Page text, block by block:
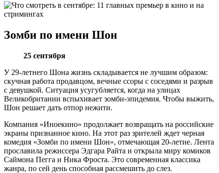
Зомби по имени Шон
25 сентября
У 29-летнего Шона жизнь складывается не лучшим образом:
скучная работа продавцом, вечные ссоры с соседями и разрыв
с девушкой. Ситуация усугубляется, когда на улицах
Великобритании вспыхивает зомби-эпидемия. Чтобы выжить,
Шон решает дать отпор нежити.
Компания «Иноекино» продолжает возвращать на российские
экраны признанное кино. На этот раз зрителей ждет черная
комедия «Зомби по имени Шон», отмечающая 20-летие. Лента
прославила режиссера Эдгара Райта и открыла миру комиков
Саймона Пегга и Ника Фроста. Это современная классика
жанра, по сей день способная рассмешить до слез.